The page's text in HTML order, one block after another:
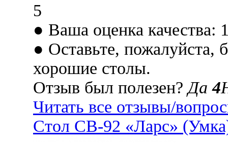
5
● Ваша оценка качества:
● Оставьте, пожалуйста,
хорошие столы.
Отзыв был полезен?Да4
Читать все отзывы/
Стол СВ-92 «Ларс»